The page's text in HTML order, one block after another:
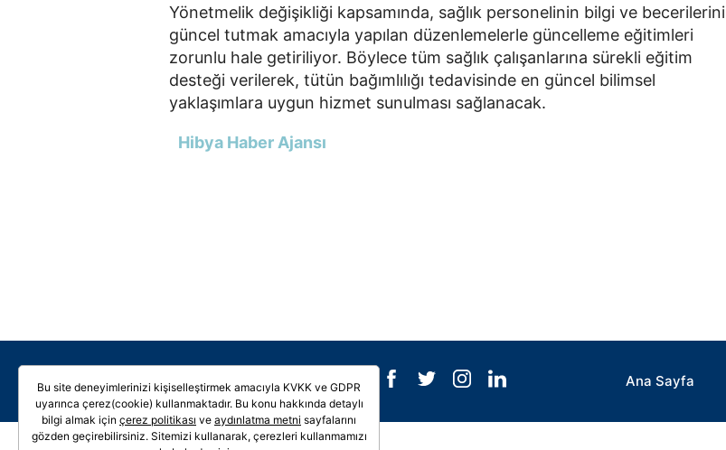
Yönetmelik değişikliği kapsamında, sağlık personelinin bilgi ve becerilerini
güncel tutmak amacıyla yapılan düzenlemelerle güncelleme eğitimleri
zorunlu hale getiriliyor. Böylece tüm sağlık çalışanlarına sürekli eğitim
desteği verilerek, tütün bağımlılığı tedavisinde en güncel bilimsel
yaklaşımlara uygun hizmet sunulması sağlanacak.
Hibya Haber Ajansı
Galeri Video Ana Sayfa
Bu site deneyimlerinizi kişiselleştirmek amacıyla KVKK ve GDPR
uyarınca çerez(cookie) kullanmaktadır. Bu konu hakkında detaylı
bilgi almak için çerez politikası ve aydınlatma metni sayfalarını
gözden geçirebilirsiniz. Sitemizi kullanarak, çerezleri kullanmamızı